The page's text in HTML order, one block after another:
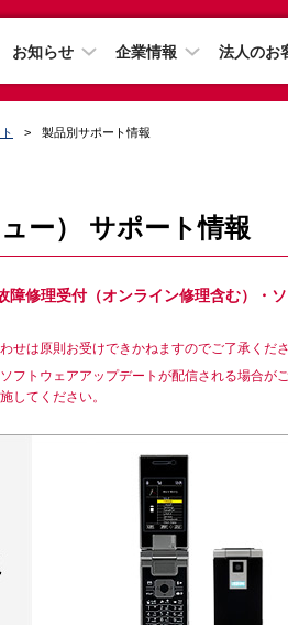
お知らせ 企業情報 法人のお
製品別サポート情報
ー） サポート情報
障修理受付（オンライン修理含む）・
せは原則お受けできかねますのでご了承くださ
フトウェアアップデートが配信される場合が
してください。